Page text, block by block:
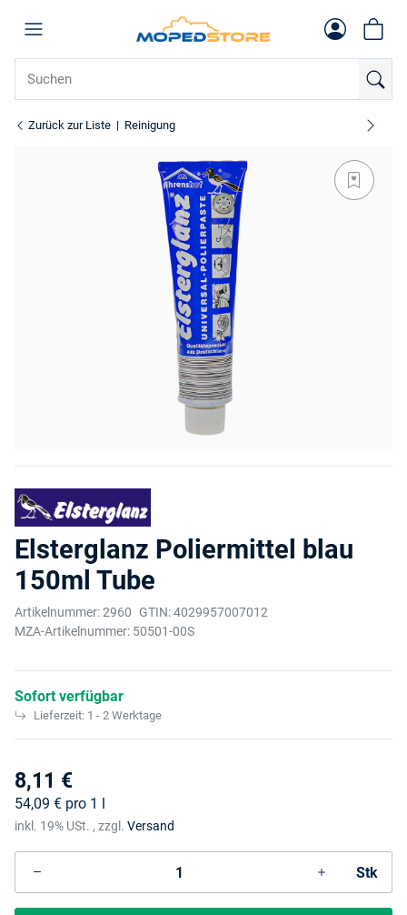
Zurück zur Liste Reinigung
Elsterglanz Poliermittel blau
150ml Tube
Artikelnummer:2960 GTIN:4029957007012
MZA-Artikelnummer: 50501-00S
Sofort verfügbar
Lieferzeit: 1 - 2 Werktage
8,11 €
54,09 € pro 1 l
inkl. 19% USt. , zzgl. Versand
Stk